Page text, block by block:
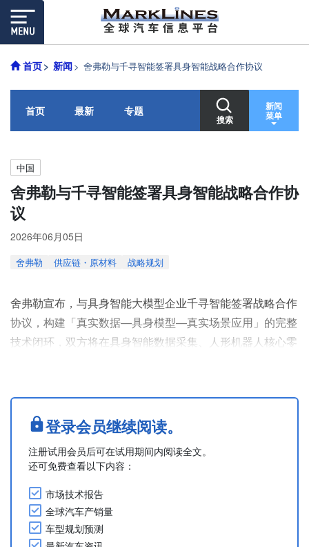
首页 新闻 舍弗勒与千寻智能签署具身智能战略合作协议
首页 最新 专题
搜索
新闻
菜单
中国
舍弗勒与千寻智能签署具身智能战略合作协
议
2026年06月05日
舍弗勒 供应链・原材料 战略规划
舍弗勒宣布，与具身智能大模型企业千寻智能签署战略合作
协议，构建「真实数据—具身模型—真实场景应用」的完整
技术闭环，双方将在具身智能数据采集、人形机器人核心零
方向。此外，在应用场景上，舍弗勒方面表示，双方已基于
千寻智能人形机器人本体完成盒子折叠应用验证，可灵活应
对不同尺寸包装盒任务。
（摘自2026年6月4日舍弗勒官方微信公众号）
登录会员继续阅读。
注册试用会员后可在试用期间内阅读全文。
还可免费查看以下内容：
市场技术报告
全球汽车产销量
车型规划预测